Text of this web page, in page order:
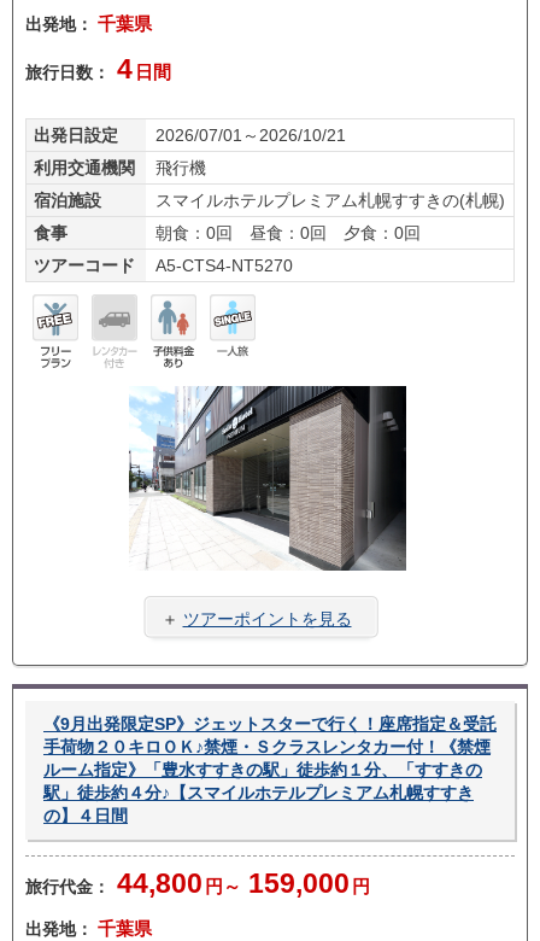
出発地： 千葉県
旅行日数： 4 日間
出発日設定
2026/07/01～2026/10/21
利用交通機関
飛行機
宿泊施設
スマイルホテルプレミアム札幌すすきの(札幌)
食事
朝食：0回 昼食：0回 夕食：0回
ツアーコード
A5-CTS4-NT5270
料金
あり
旅
＋ ツアーポイントを見る
《9月出発限定SP》ジェットスターで行く！座席指定＆受託
手荷物２０キロＯＫ♪禁煙・Ｓクラスレンタカー付！《禁煙
ルーム指定》「豊水すすきの駅」徒歩約１分、「すすきの
駅」徒歩約４分♪【スマイルホテルプレミアム札幌すすき
の】４日間
旅行代金： 44,800 円～ 159,000 円
出発地： 千葉県